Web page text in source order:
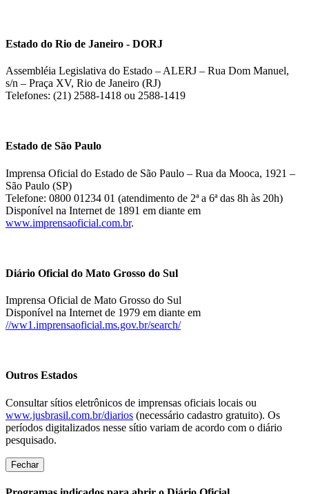
Estado do Rio de Janeiro - DORJ
Assembléia Legislativa do Estado – ALERJ – Rua Dom Manuel,
s/n – Praça XV, Rio de Janeiro (RJ)
Telefones: (21) 2588-1418 ou 2588-1419
Estado de São Paulo
Imprensa Oficial do Estado de São Paulo – Rua da Mooca, 1921 –
São Paulo (SP)
Telefone: 0800 01234 01 (atendimento de 2ª a 6ª das 8h às 20h)
Disponível na Internet de 1891 em diante em
www.imprensaoficial.com.br.
Diário Oficial do Mato Grosso do Sul
Imprensa Oficial de Mato Grosso do Sul
Disponível na Internet de 1979 em diante em
//ww1.imprensaoficial.ms.gov.br/search/
Outros Estados
Consultar sítios eletrônicos de imprensas oficiais locais ou
www.jusbrasil.com.br/diarios (necessário cadastro gratuito). Os
períodos digitalizados nesse sítio variam de acordo com o diário
pesquisado.
Fechar